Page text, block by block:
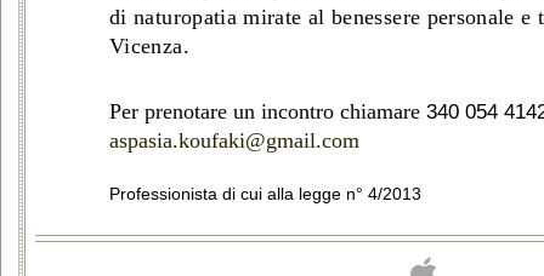
di naturopatia mirate al benessere personale
Vicenza.
Per prenotare un incontro chiamare 340 054
aspasia.koufaki@gmail.com
Professionista di cui alla legge n° 4/2013